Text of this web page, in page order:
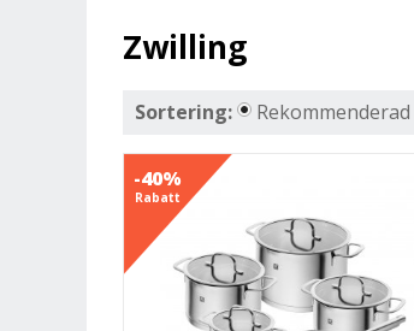
Zwilling
Sortering: Rekommenderad
-40%
Rabatt